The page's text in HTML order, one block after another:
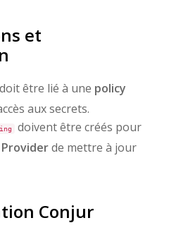
et
doit être lié à une policy
aux secrets.
doivent être créés pour
de mettre à jour
Conjur